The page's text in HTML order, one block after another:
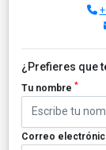
¿Prefieres que
Tu nombre *
Correo